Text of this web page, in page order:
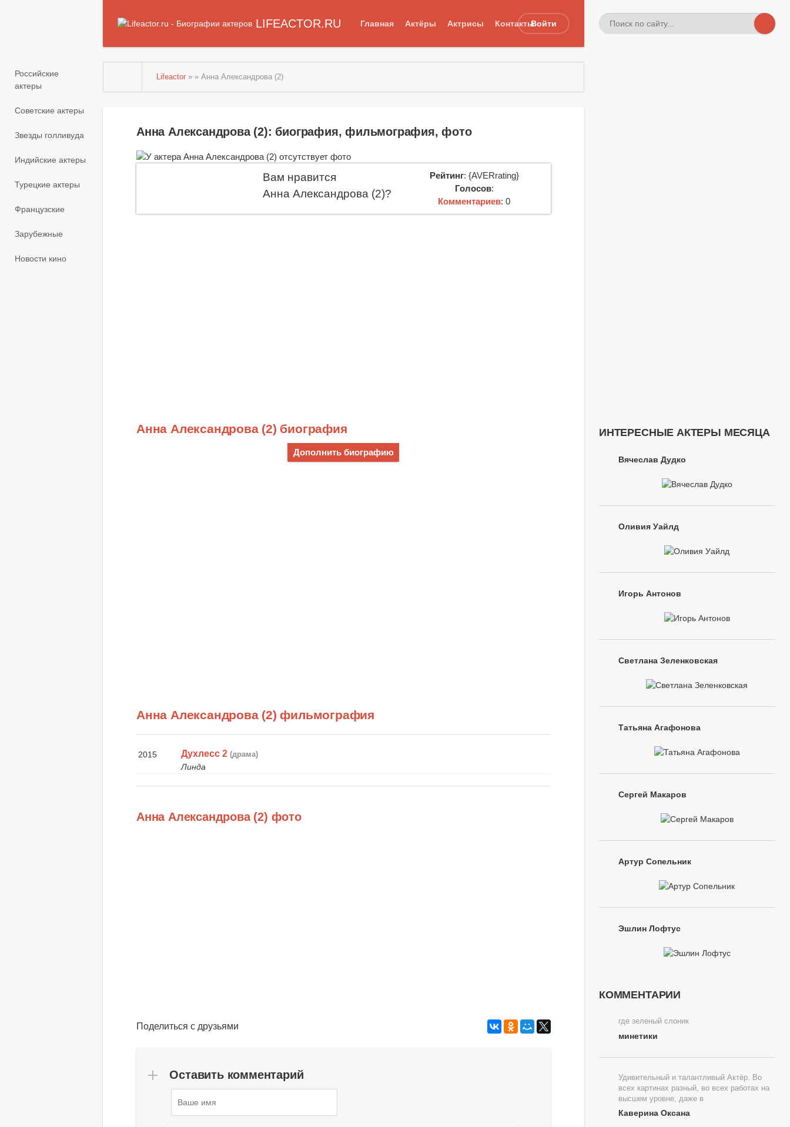
LIFEACTOR.RU Главная Актёры Актрисы КонтактыВойти
Российские
актеры
Советские актеры
Звезды голливуда
Индийские актеры
Турецкие актеры
Французские
Зарубежные
Новости кино
Lifeactor » » Анна Александрова (2)
Анна Александрова (2): биография, фильмография, фото
Вам нравится
Анна Александрова (2)?
Рейтинг: {AVERrating}
Голосов:
Комментариев: 0
Анна Александрова (2) биография
Дополнить биографию
Анна Александрова (2) фильмография
2015 Духлесс 2 (драма)
Линда
Анна Александрова (2) фото
Поделиться с друзьями
Оставить комментарий
ИНТЕРЕСНЫЕ АКТЕРЫ МЕСЯЦА
Вячеслав Дудко
Оливия Уайлд
Игорь Антонов
Светлана Зеленковская
Татьяна Агафонова
Сергей Макаров
Артур Сопельник
Эшлин Лофтус
КОММЕНТАРИИ
где зеленый слоник
минетики
Удивительный и талантливый Актёр. Во
всех картинах разный, во всех работах на
высшем уровне, даже в
Каверина Оксана